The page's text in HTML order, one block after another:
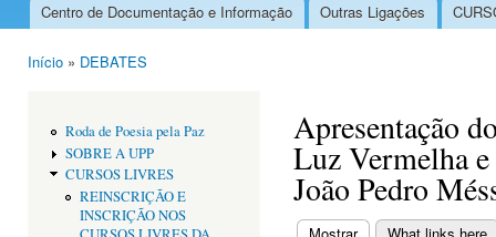
Menu principal
Centro de Documentação e Informação Outras Ligações
Início » DEBATES
Roda de Poesia pela Paz
SOBRE A UPP
CURSOS LIVRES
REINSCRIÇÃO E
INSCRIÇÃO NOS
Apresentação
Luz Vermelha
João Pedro